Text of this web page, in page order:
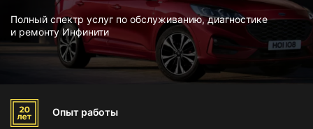
Полный спектр услуг по обслуживанию, диагностике
и ремонту Инфинити
Опыт работы